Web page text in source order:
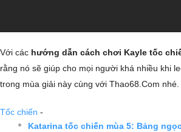
Với các hướng dẫn cách chơi Kayle tốc
rằng nó sẽ giúp cho mọi người khá nhiều khi
trong mùa giải này cùng với Thao68.Com nhé.
Tốc chiến -
Katarina tốc chiến mùa 5: Bảng